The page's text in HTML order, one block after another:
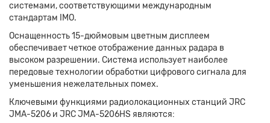
системами, соответствующими международным
стандартам IMO.
Оснащенность 15-дюймовым цветным дисплеем
обеспечивает четкое отображение данных радара в
высоком разрешении. Система использует наиболее
передовые технологии обработки цифрового сигнала для
уменьшения нежелательных помех.
Ключевыми функциями радиолокационных станций JRC
JMA-5206 и JRC JMA-5206HS являются: